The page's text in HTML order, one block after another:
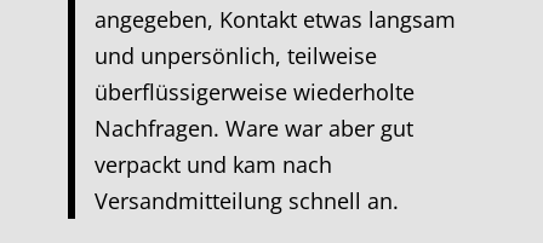
angegeben, Kontakt etwas langsam
und unpersönlich, teilweise
überflüssigerweise wiederholte
Nachfragen. Ware war aber gut
verpackt und kam nach
Versandmitteilung schnell an.